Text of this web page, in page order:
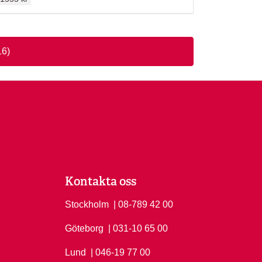
Kontakta oss
Stockholm Ring Stockholm på
| 08-789 42 00
Göteborg Ring Göteborg på
| 031-10 65 00
Lund Ring Lund på
| 046-19 77 00